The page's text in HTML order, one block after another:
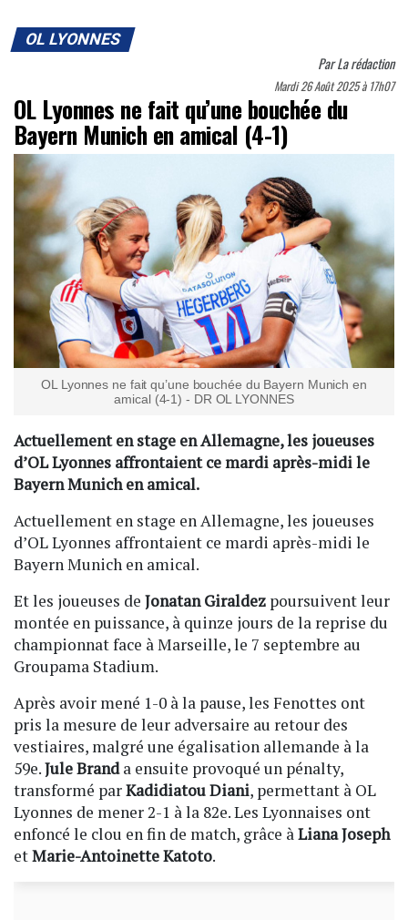
OL LYONNES
ParLa rédaction
Mardi 26 Août 2025 à 17h07
OL Lyonnes ne fait qu’une bouchée du
Bayern Munich en amical (4-1)
OL Lyonnes ne fait qu’une bouchée du Bayern Munich en
amical (4-1) - DR OL LYONNES
Actuellement en stage en Allemagne, les joueuses
d’OL Lyonnes affrontaient ce mardi après-midi le
Bayern Munich en amical.
Actuellement en stage en Allemagne, les joueuses
d’OL Lyonnes affrontaient ce mardi après-midi le
Bayern Munich en amical.
Et les joueuses de Jonatan Giraldez poursuivent leur
montée en puissance, à quinze jours de la reprise du
championnat face à Marseille, le 7 septembre au
Groupama Stadium.
Après avoir mené 1-0 à la pause, les Fenottes ont
pris la mesure de leur adversaire au retour des
vestiaires, malgré une égalisation allemande à la
59e.Jule Branda ensuite provoqué un pénalty,
transformé parKadidiatou Diani, permettant à OL
Lyonnes de mener 2-1 à la 82e. Les Lyonnaises ont
enfoncé le clou en fin de match, grâce àLiana Joseph
etMarie-Antoinette Katoto.